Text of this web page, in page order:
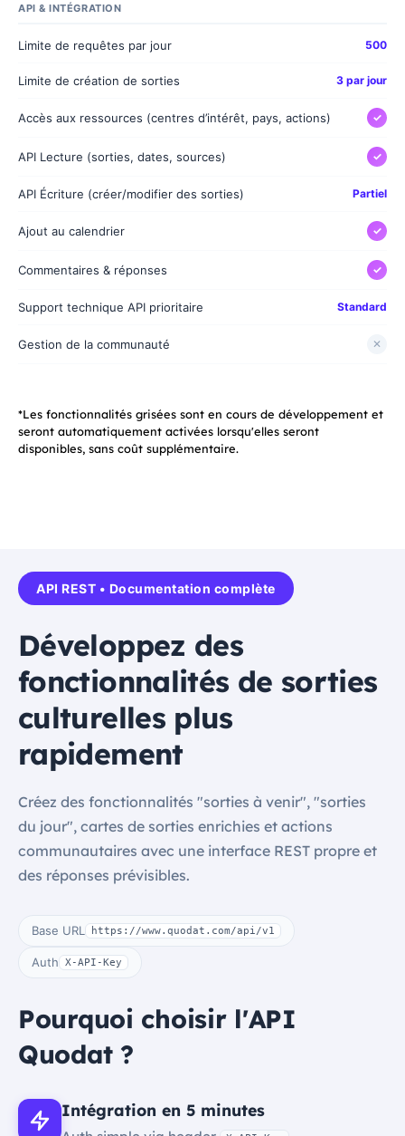
API & INTÉGRATION
Limite de requêtes par jour 500
Limite de création de sorties 3 par jour
Accès aux ressources (centres d’intérêt, pays, actions) ✓
API Lecture (sorties, dates, sources) ✓
API Écriture (créer/modifier des sorties) Partiel
Ajout au calendrier ✓
Commentaires & réponses ✓
Support technique API prioritaire Standard
Gestion de la communauté ✕
*Les fonctionnalités grisées sont en cours de développement et
seront automatiquement activées lorsqu'elles seront
disponibles, sans coût supplémentaire.
API REST • Documentation complète
Développez des
fonctionnalités de sorties
culturelles plus
rapidement
Créez des fonctionnalités "sorties à venir", "sorties
du jour", cartes de sorties enrichies et actions
communautaires avec une interface REST propre et
des réponses prévisibles.
Base URL https://www.quodat.com/api/v1
Auth X-API-Key
Pourquoi choisir l'API
Quodat ?
Intégration en 5 minutes